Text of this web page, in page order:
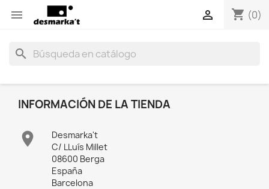
 shopping_cart (0)

search
INFORMACIÓN DE LA TIENDA

Desmarka't
C/ LLuís Millet
08600 Berga
España
Barcelona